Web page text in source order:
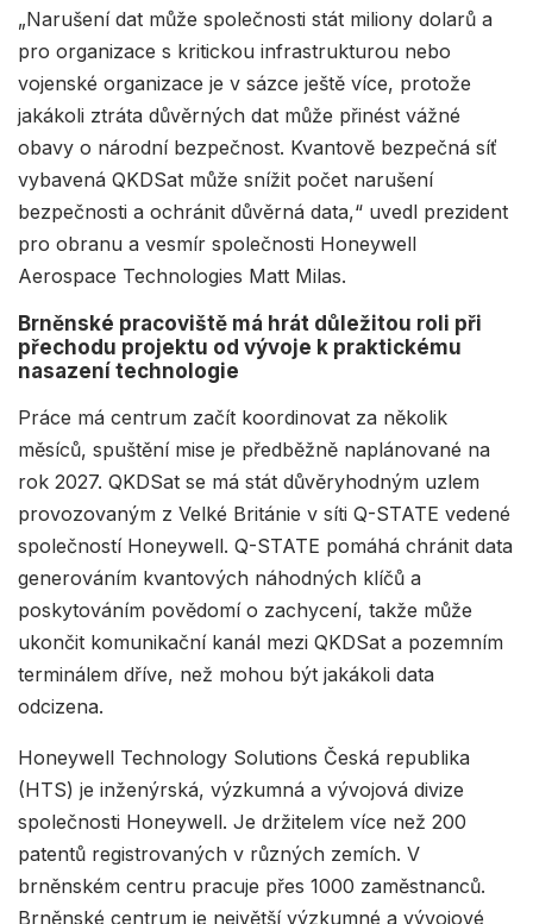
„Narušení dat může společnosti stát miliony dolarů a
pro organizace s kritickou infrastrukturou nebo
vojenské organizace je v sázce ještě více, protože
jakákoli ztráta důvěrných dat může přinést vážné
obavy o národní bezpečnost. Kvantově bezpečná síť
vybavená QKDSat může snížit počet narušení
bezpečnosti a ochránit důvěrná data,“ uvedl prezident
pro obranu a vesmír společnosti Honeywell
Aerospace Technologies Matt Milas.
Brněnské pracoviště má hrát důležitou roli při
přechodu projektu od vývoje k praktickému
nasazení technologie
Práce má centrum začít koordinovat za několik
měsíců, spuštění mise je předběžně naplánované na
rok 2027. QKDSat se má stát důvěryhodným uzlem
provozovaným z Velké Británie v síti Q-STATE vedené
společností Honeywell. Q-STATE pomáhá chránit data
generováním kvantových náhodných klíčů a
poskytováním povědomí o zachycení, takže může
ukončit komunikační kanál mezi QKDSat a pozemním
terminálem dříve, než mohou být jakákoli data
odcizena.
Honeywell Technology Solutions Česká republika
(HTS) je inženýrská, výzkumná a vývojová divize
společnosti Honeywell. Je držitelem více než 200
patentů registrovaných v různých zemích. V
brněnském centru pracuje přes 1000 zaměstnanců.
Brněnské centrum je největší výzkumné a vývojové